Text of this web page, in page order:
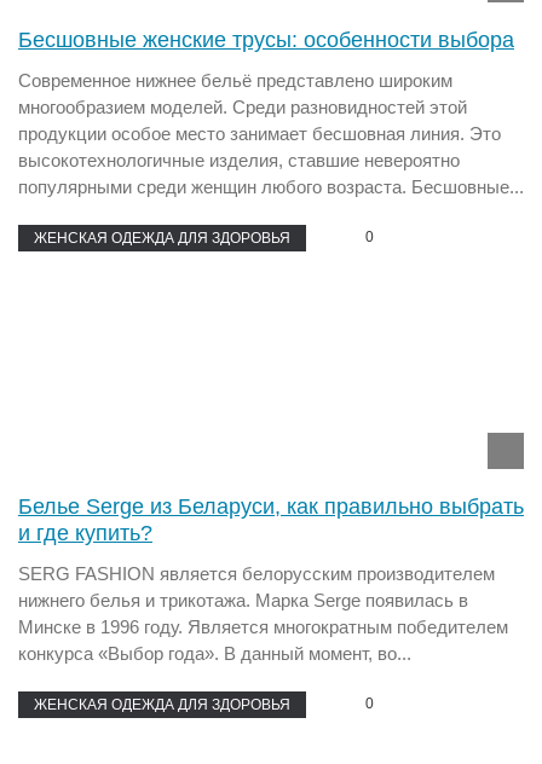
Бесшовные женские трусы: особенности выбора
Современное нижнее бельё представлено широким
многообразием моделей. Среди разновидностей этой
продукции особое место занимает бесшовная линия. Это
высокотехнологичные изделия, ставшие невероятно
популярными среди женщин любого возраста. Бесшовные...
ЖЕНСКАЯ ОДЕЖДА ДЛЯ ЗДОРОВЬЯ 0
Белье Serge из Беларуси, как правильно выбрать
и где купить?
SERG FASHION является белорусским производителем
нижнего белья и трикотажа. Марка Serge появилась в
Минске в 1996 году. Является многократным победителем
конкурса «Выбор года». В данный момент, во...
ЖЕНСКАЯ ОДЕЖДА ДЛЯ ЗДОРОВЬЯ 0